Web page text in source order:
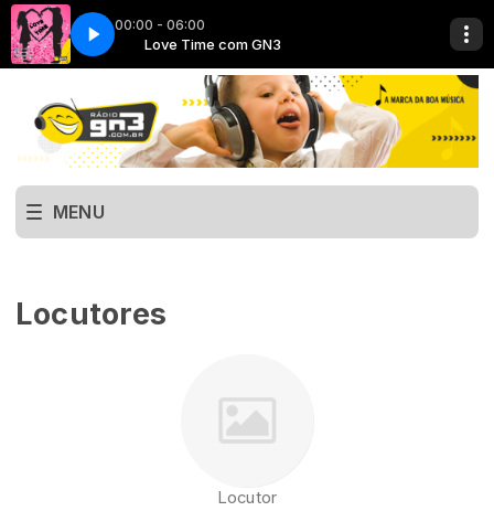
00:00 - 06:00
Love Time com GN3
MENU
Locutores
Locutor